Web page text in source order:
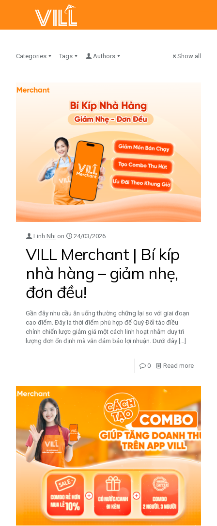
Categories Tags Authors Show all
Linh Nhi on 24/03/2026
VILL Merchant | Bí kíp
nhà hàng – giảm nhẹ,
đơn đều!
Gần đây nhu cầu ăn uống thường chững lại so với giai đoạn
cao điểm. Đây là thời điểm phù hợp để Quý Đối tác điều
chỉnh chiến lược giảm giá một cách linh hoạt nhằm duy trì
lượng đơn ổn định mà vẫn đảm bảo lợi nhuận. Dưới đây
0 Read more